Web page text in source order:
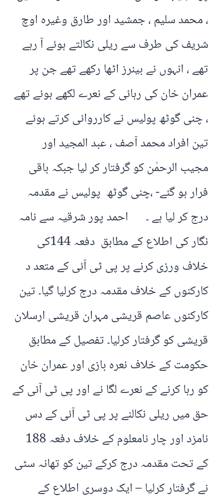
، محمد سلیم ، جمشید اور طارق وغیرہ اوچ
شریف کی طرف سے ریلی نکالتے ہوئے آ رہے
تھے ، انہوں نے بینرز اٹھا رکھے تھے جن پر
عمران خان کی رہائی کے نعرے لکھے ہوئے تھے
، چنی گوٹھ پولیس نے کارروائی کرتے ہوئے
تین افراد محمد آصف ، عبد المجید اور
مجیب الرحمٰن کو گرفتار کر لیا جبکہ باقی
فرار ہو گئے- ،چنی گوٹھ پولیس نے مقدمہ
درج کر لیا ہے ۔ احمد پور شرقیہ سے نامہ
نگار کی اطلاع کے مطابق دفعہ 144کی
خلاف ورزی کرنے پر پی ٹی آئی کے متعد د
کارکنوں کے خلاف مقدمہ درج کرلیا گیا۔ تین
کارکنوں عاصم قریشی مہران قریشی ارسلان
قریشی کو گرفتار کرلیا۔ تفصیل کے مطابق
حکومت کے خلاف نعرہ بازی اور عمران خان
کو رہا کرنے کے نعرے لگا نے اور پی ٹی آئی کے
حق میں ریلی نکالنے پر پی ٹی آئی کے دس
نامزد اور چار نامعلوم کے خلاف دفعہ 188
کے تحت مقدمہ درج کرکے تین کو تھانہ سٹی
نے گرفتار کرلیا – ایک دوسری اطلاع کے